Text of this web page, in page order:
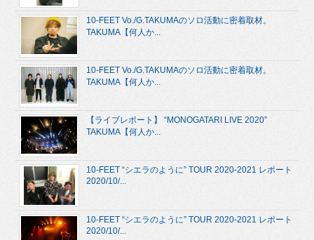
10-FEET Vo./G.TAKUMAのソロ活動に密着取材。
TAKUMA【何人か...
10-FEET Vo./G.TAKUMAのソロ活動に密着取材。
TAKUMA【何人か...
【ライブレポート】 “MONOGATARI LIVE 2020”
TAKUMA【何人か...
10-FEET “シエラのように” TOUR 2020-2021 レポート
2020/10/...
10-FEET “シエラのように” TOUR 2020-2021 レポート
2020/10/...